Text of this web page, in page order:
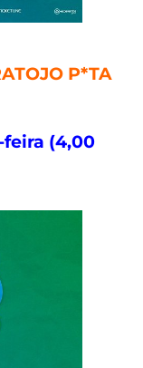
P*TA
(4,00